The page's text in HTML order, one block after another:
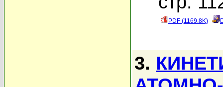
PDF (1169.8K)
3.